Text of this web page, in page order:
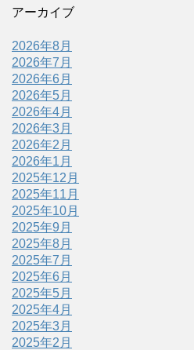
アーカイブ
2026年8月
2026年7月
2026年6月
2026年5月
2026年4月
2026年3月
2026年2月
2026年1月
2025年12月
2025年11月
2025年10月
2025年9月
2025年8月
2025年7月
2025年6月
2025年5月
2025年4月
2025年3月
2025年2月